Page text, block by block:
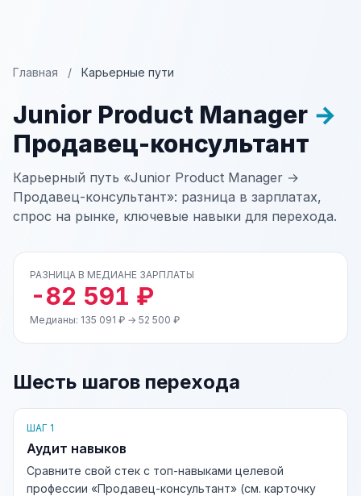
Главная / Карьерные пути
Junior Product Manager →
Продавец-консультант
Карьерный путь «Junior Product Manager →
Продавец-консультант»: разница в зарплатах,
спрос на рынке, ключевые навыки для перехода.
РАЗНИЦА В МЕДИАНЕ ЗАРПЛАТЫ
-82 591 ₽
Медианы: 135 091 ₽ → 52 500 ₽
Шесть шагов перехода
ШАГ 1
Аудит навыков
Сравните свой стек с топ-навыками целевой
профессии «Продавец-консультант» (см. карточку